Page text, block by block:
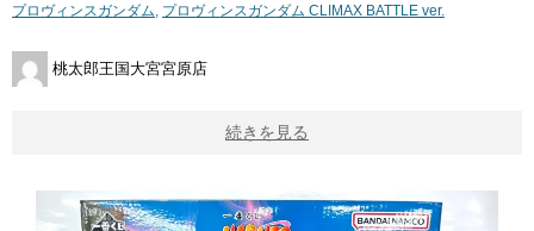
プロヴィンスガンダム, プロヴィンスガンダム CLIMAX BATTLE ver.
桃太郎王国大宮宮原店
続きを見る